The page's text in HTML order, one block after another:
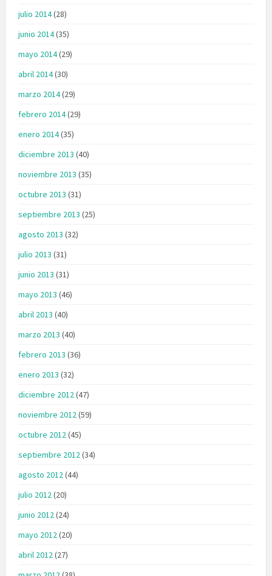
julio 2014(28)
junio 2014(35)
mayo 2014(29)
abril 2014(30)
marzo 2014(29)
febrero 2014(29)
enero 2014(35)
diciembre 2013 (40)
noviembre 2013 (35)
octubre 2013 (31)
septiembre 2013 (25)
agosto 2013 (32)
julio 2013 (31)
junio 2013 (31)
mayo 2013 (46)
abril 2013 (40)
marzo 2013 (40)
febrero 2013 (36)
enero 2013 (32)
diciembre 2012(47)
noviembre 2012(59)
octubre 2012(45)
septiembre 2012(34)
agosto 2012(44)
julio 2012(20)
junio 2012(24)
mayo 2012(20)
abril 2012(27)